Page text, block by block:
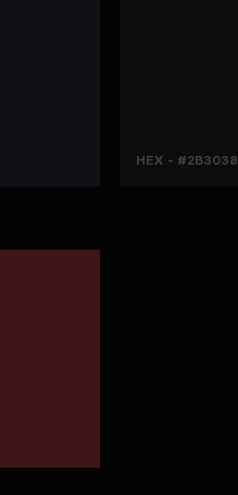
HEX - #2B3038